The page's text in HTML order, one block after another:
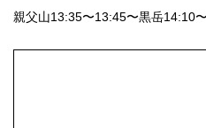
親父山13:35〜13:45〜黒岳14:10